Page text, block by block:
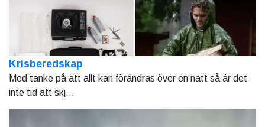
Krisberedskap
Med tanke på att allt kan förändras över en natt så är det
inte tid att skj...